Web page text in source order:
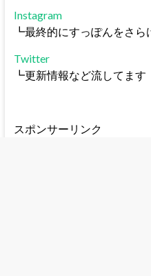
Instagram
┗最終的にすっぽんをさら
Twitter
┗更新情報など流してます
スポンサーリンク